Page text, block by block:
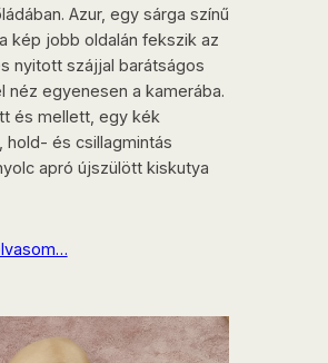
Azur, egy sárga színű
kép jobb oldalán fekszik az
nyitott szájjal barátságos
néz egyenesen a kamerába.
és mellett, egy kék
hold- és csillagmintás
apró újszülött kiskutya